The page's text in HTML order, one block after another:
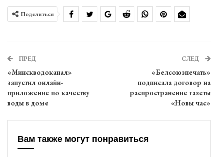
Поделиться
ПРЕД
«Минскводоканал»
запустил онлайн-
приложение по качеству
воды в доме
СЛЕД
«Белсоюзпечать»
подписала договор на
распространение газеты
«Новы час»
Вам также могут понравиться